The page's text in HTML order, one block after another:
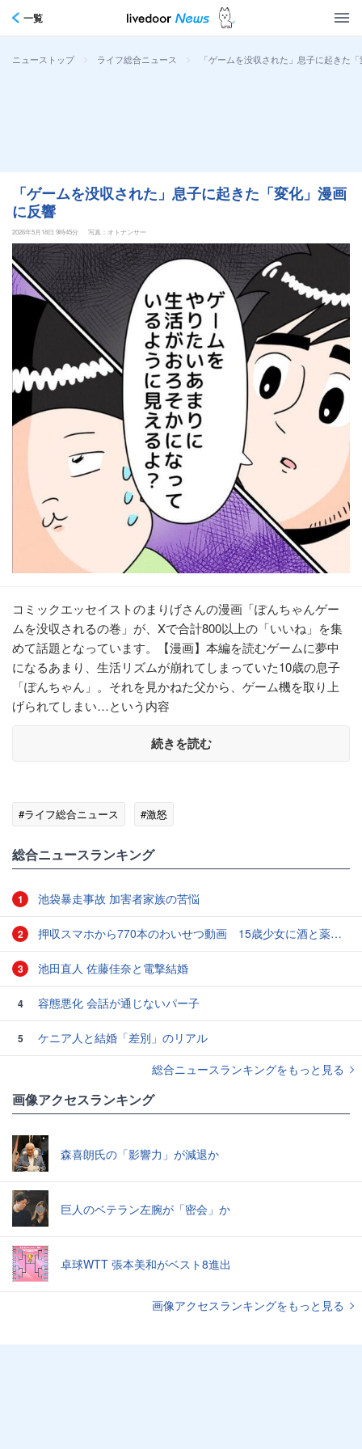
一覧
ニューストップ > ライフ総合ニュース > 「ゲームを没収された」息子に起きた
「ゲームを没収された」息子に起きた「変化」漫画
に反響
2026年5月18日 9時45分 写真：オトナンサー
コミックエッセイストのまりげさんの漫画「ぽんちゃんゲー
ムを没収されるの巻」が、Xで合計800以上の「いいね」を集
めて話題となっています。【漫画】本編を読むゲームに夢中
になるあまり、生活リズムが崩れてしまっていた10歳の息子
「ぽんちゃん」。それを見かねた父から、ゲーム機を取り上
げられてしまい…という内容
続きを読む
#ライフ総合ニュース #激怒
総合ニュースランキング
1 池袋暴走事故 加害者家族の苦悩
2 押収スマホから770本のわいせつ動画 15歳少女に酒と薬飲ませ性的暴行か 54歳男を再逮捕 「薬もありますよ」とSNSで誘い出し
3 池田直人 佐藤佳奈と電撃結婚
4 容態悪化 会話が通じないパー子
5
ケニア人と結婚「差別」のリアル
総合ニュースランキングをもっと見る
画像アクセスランキング
森喜朗氏の「影響力」が減退か
巨人のベテラン左腕が「密会」か
卓球WTT 張本美和がベスト8進出
画像アクセスランキングをもっと見る